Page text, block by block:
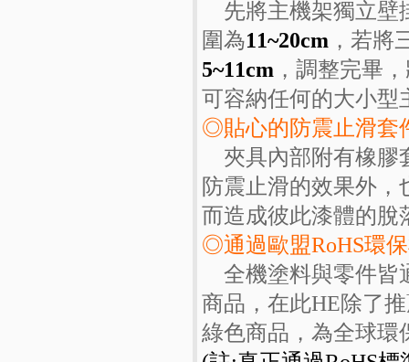
先將主機架獨立壁
圍為11~20cm ，若將
5~11cm ，調整完畢
可容納任何的大小型
◎貼心的防震止滑套
夾具內部附有橡膠
防震止滑的效果外
而造成彼此漆體的脫
◎通過歐盟RoHS環
全機塗料與零件皆
商品，在此HE除了
綠色商品，為全球環